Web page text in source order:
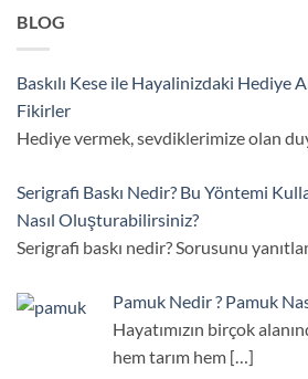
BLOG
Baskılı Kese ile Hayalinizdaki Hediye
Fikirler
Hediye vermek, sevdiklerimize olan
Serigrafi Baskı Nedir? Bu Yöntemi
Nasıl Oluşturabilirsiniz?
Serigrafi baskı nedir? Sorusunu
Pamuk Nedir ? Pamuk
Hayatımızın birçok
hem tarım hem […]